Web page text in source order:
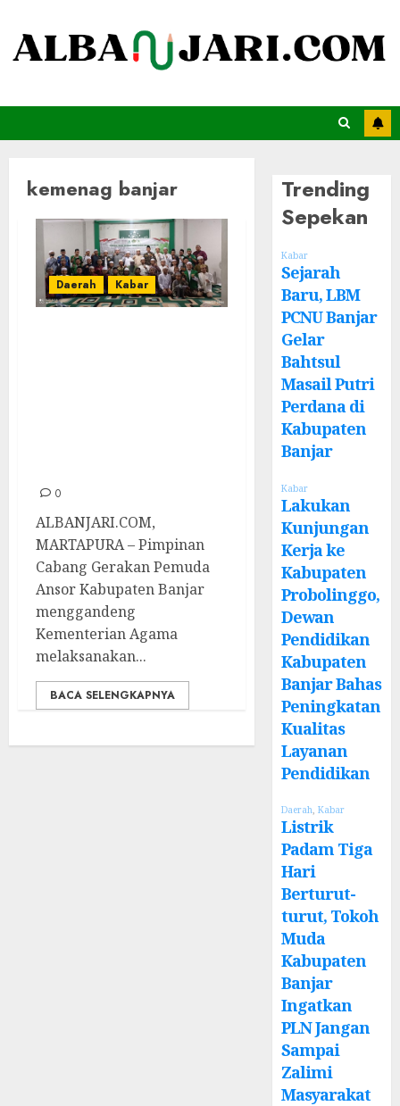
kemenag banjar
Daerah Kabar
0
ALBANJARI.COM,
MARTAPURA – Pimpinan
Cabang Gerakan Pemuda
Ansor Kabupaten Banjar
menggandeng
Kementerian Agama
melaksanakan...
BACA SELENGKAPNYA
Trending
Sepekan
Kabar
Sejarah
Baru, LBM
PCNU Banjar
Gelar
Bahtsul
Masail Putri
Perdana di
Kabupaten
Banjar
Kabar
Lakukan
Kunjungan
Kerja ke
Kabupaten
Probolinggo,
Dewan
Pendidikan
Kabupaten
Banjar Bahas
Peningkatan
Kualitas
Layanan
Pendidikan
Daerah ,Kabar
Listrik
Padam Tiga
Hari
Berturut-
turut, Tokoh
Muda
Kabupaten
Banjar
Ingatkan
PLN Jangan
Sampai
Zalimi
Masyarakat